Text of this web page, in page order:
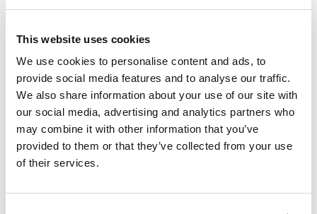
This website uses cookies
We use cookies to personalise content and ads, to
provide social media features and to analyse our traffic.
We also share information about your use of our site with
our social media, advertising and analytics partners who
may combine it with other information that you’ve
provided to them or that they’ve collected from your use
of their services.
technologique, une passion pour l’innovation et
l’on entreprend. Ok, il y a aussi le fait que l’on
adore tout ce qui va vite, en plus des drapeaux à
damier. Mais je vais m’arrêter ici avant que l’on me
dise que je radote : j’ai déjà répété plusieurs fois
pourquoi nous avons choisi de sponsoriser l’équipe
de Ferrari. Par exempleicietici.
Ps : dimanche dernier, j’ai vu Vettel arriver en
15
position à la fin de la course de Formule 1 à
! Le podium était très similaire à celui de la